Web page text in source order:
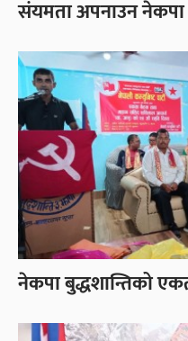
संयमता अपनाउन
नेकपा बुद्धशान्तिको